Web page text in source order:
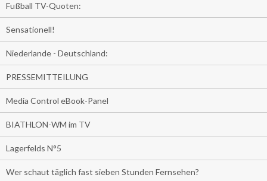
Fußball TV-Quoten:
Sensationell!
Niederlande - Deutschland:
PRESSEMITTEILUNG
Media Control eBook-Panel
BIATHLON-WM im TV
Lagerfelds N°5
Wer schaut täglich fast sieben Stunden Fernsehen?